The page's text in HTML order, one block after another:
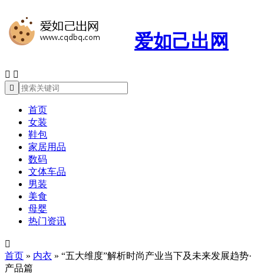
爱如己出网
 

首页
女装
鞋包
家居用品
数码
文体车品
男装
美食
母婴
热门资讯

首页 » 内衣 » “五大维度”解析时尚产业当下及未来发展趋势·
产品篇